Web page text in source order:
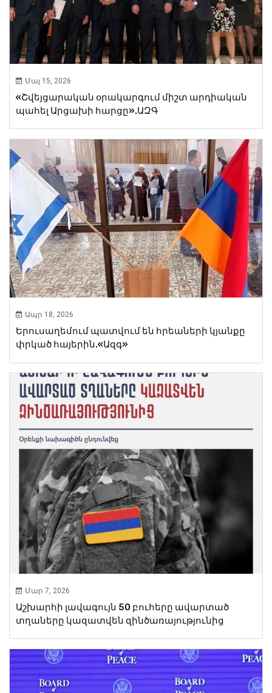
Մայ 15, 2026
«Շվեյցարական օրակարգում միշտ արդիական
պահել Արցախի հարցը».ԱԶԳ
Ապր 18, 2026
Երուսաղեմում պատվում են հրեաների կյանքը
փրկած հայերին.«Ազգ»
Մար 7, 2026
Աշխարհի լավագույն 50 բուհերը ավարտած
տղաները կազատվեն զինծառայությունից